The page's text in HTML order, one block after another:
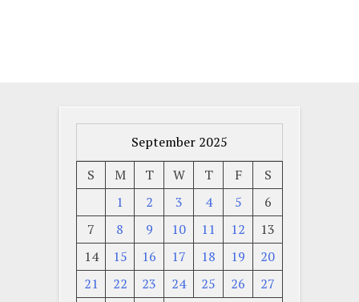
September 2025
S
M T W T F
S
1
2 3 4 5
6
7
8 9 10 11 12
13
14
15 16 17 18 19
20
21
22 23 24 25 26
27